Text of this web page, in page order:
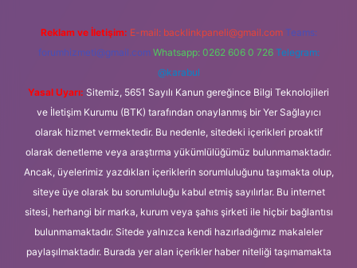
Reklam ve İletişim: E-mail: backlinkpaneli@gmail.com Teams:
forumhizmeti@gmail.com Whatsapp: 0262 606 0 726 Telegram:
@karabul
Yasal Uyarı: Sitemiz, 5651 Sayılı Kanun gereğince Bilgi Teknolojileri
ve İletişim Kurumu (BTK) tarafından onaylanmış bir Yer Sağlayıcı
olarak hizmet vermektedir. Bu nedenle, sitedeki içerikleri proaktif
olarak denetleme veya araştırma yükümlülüğümüz bulunmamaktadır.
Ancak, üyelerimiz yazdıkları içeriklerin sorumluluğunu taşımakta olup,
siteye üye olarak bu sorumluluğu kabul etmiş sayılırlar. Bu internet
sitesi, herhangi bir marka, kurum veya şahıs şirketi ile hiçbir bağlantısı
bulunmamaktadır. Sitede yalnızca kendi hazırladığımız makaleler
paylaşılmaktadır. Burada yer alan içerikler haber niteliği taşımamakta